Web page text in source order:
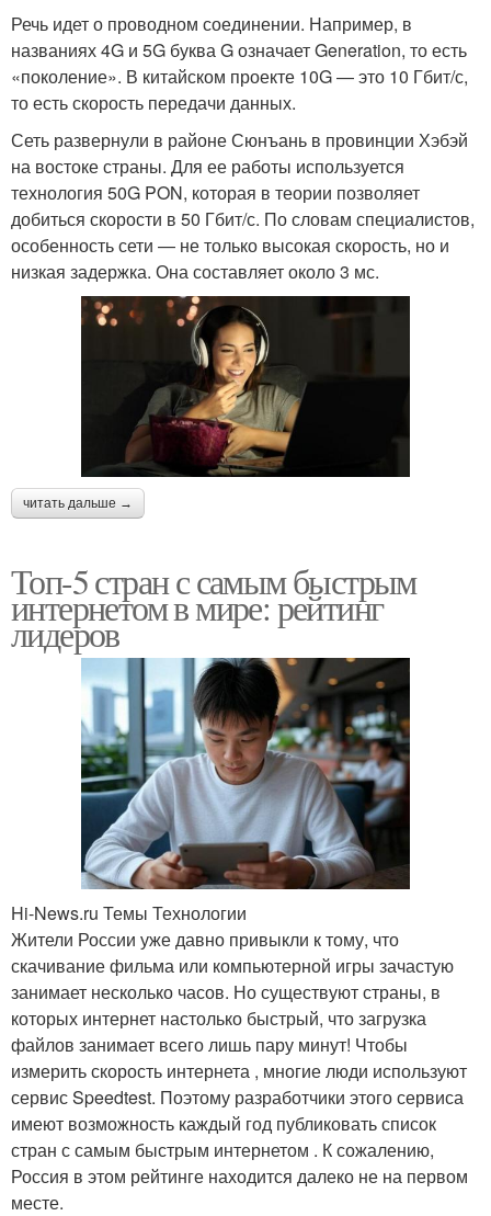
Речь идет о проводном соединении. Например, в
названиях 4G и 5G буква G означает Generation, то есть
«поколение». В китайском проекте 10G — это 10 Гбит/с,
то есть скорость передачи данных.
Сеть развернули в районе Сюнъань в провинции Хэбэй
на востоке страны. Для ее работы используется
технология 50G PON, которая в теории позволяет
добиться скорости в 50 Гбит/с. По словам специалистов,
особенность сети — не только высокая скорость, но и
низкая задержка. Она составляет около 3 мс.
читать дальше →
Топ-5 стран с самым быстрым
интернетом в мире: рейтинг
лидеров
Hi-News.ru Темы Технологии
Жители России уже давно привыкли к тому, что
скачивание фильма или компьютерной игры зачастую
занимает несколько часов. Но существуют страны, в
которых интернет настолько быстрый, что загрузка
файлов занимает всего лишь пару минут! Чтобы
измерить скорость интернета , многие люди используют
сервис Speedtest. Поэтому разработчики этого сервиса
имеют возможность каждый год публиковать список
стран с самым быстрым интернетом . К сожалению,
Россия в этом рейтинге находится далеко не на первом
месте.